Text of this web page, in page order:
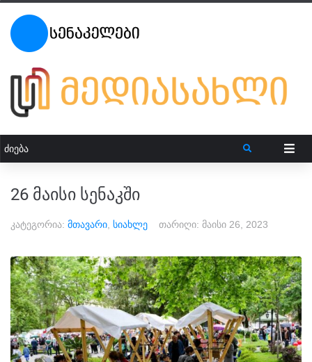
26 მაისი სენაკში
კატეგორია: მთავარი სიახლე თარიღი: მაისი 26, 2023